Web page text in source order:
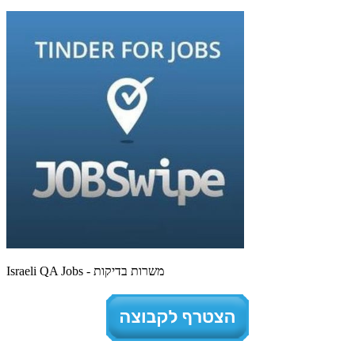
Israeli QA Jobs - משרות בדיקות